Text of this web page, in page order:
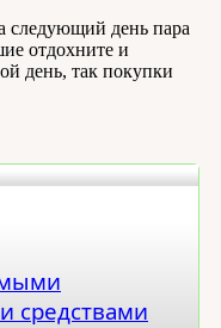
следующий день пара
отдохните и
день, так покупки
средствами